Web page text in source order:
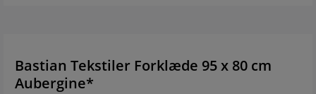
Bastian Tekstiler Forklæde 95 x 80 cm
Aubergine*